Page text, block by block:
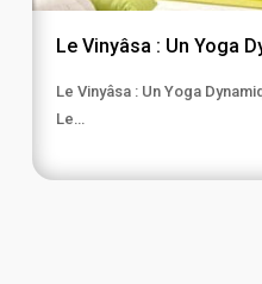
Le Vinyâsa : Un Yoga
Le Vinyâsa : Un Yoga
Le…